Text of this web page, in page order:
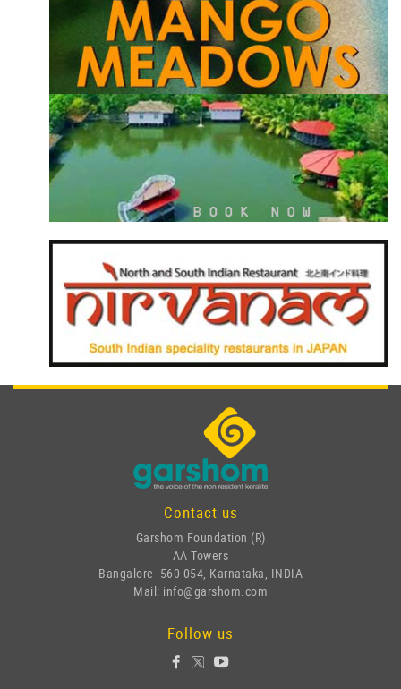
Contact us
Garshom Foundation (R)
AA Towers
Bangalore- 560 054, Karnataka, INDIA
Mail: info@garshom.com
Follow us